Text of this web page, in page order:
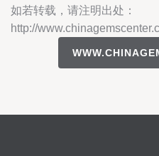
如若转载，请注明出处：
http://